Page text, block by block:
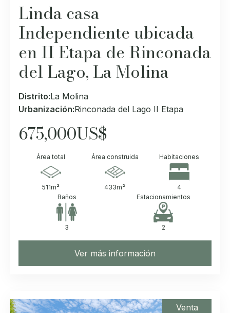
Linda casa
Independiente ubicada
en II Etapa de Rinconada
del Lago, La Molina
Distrito:La Molina
Urbanización:Rinconada del Lago II Etapa
675,000US$
Área total
511m²
Área construida
433m²
Habitaciones
4
Baños
3
Estacionamientos
2
Ver más información
Venta